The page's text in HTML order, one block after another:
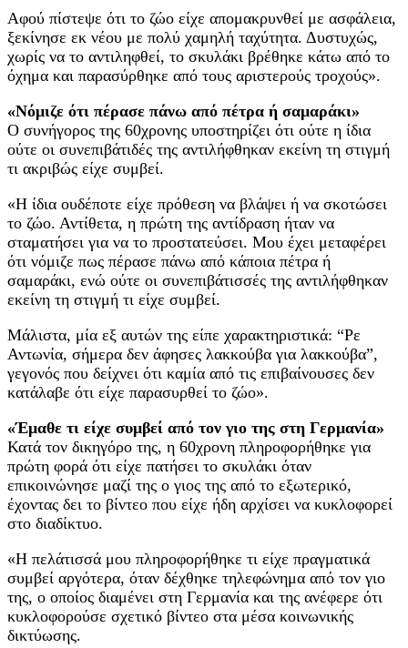
Αφού πίστεψε ότι το ζώο είχε απομακρυνθεί με ασφάλεια,
ξεκίνησε εκ νέου με πολύ χαμηλή ταχύτητα. Δυστυχώς,
χωρίς να το αντιληφθεί, το σκυλάκι βρέθηκε κάτω από το
όχημα και παρασύρθηκε από τους αριστερούς τροχούς».
«Νόμιζε ότι πέρασε πάνω από πέτρα ή σαμαράκι»
Ο συνήγορος της 60χρονης υποστηρίζει ότι ούτε η ίδια
ούτε οι συνεπιβάτιδές της αντιλήφθηκαν εκείνη τη στιγμή
τι ακριβώς είχε συμβεί.
«Η ίδια ουδέποτε είχε πρόθεση να βλάψει ή να σκοτώσει
το ζώο. Αντίθετα, η πρώτη της αντίδραση ήταν να
σταματήσει για να το προστατεύσει. Μου έχει μεταφέρει
ότι νόμιζε πως πέρασε πάνω από κάποια πέτρα ή
σαμαράκι, ενώ ούτε οι συνεπιβάτισσές της αντιλήφθηκαν
εκείνη τη στιγμή τι είχε συμβεί.
Μάλιστα, μία εξ αυτών της είπε χαρακτηριστικά: “Ρε
Αντωνία, σήμερα δεν άφησες λακκούβα για λακκούβα”,
γεγονός που δείχνει ότι καμία από τις επιβαίνουσες δεν
κατάλαβε ότι είχε παρασυρθεί το ζώο».
«Έμαθε τι είχε συμβεί από τον γιο της στη Γερμανία»
Κατά τον δικηγόρο της, η 60χρονη πληροφορήθηκε για
πρώτη φορά ότι είχε πατήσει το σκυλάκι όταν
επικοινώνησε μαζί της ο γιος της από το εξωτερικό,
έχοντας δει το βίντεο που είχε ήδη αρχίσει να κυκλοφορεί
στο διαδίκτυο.
«Η πελάτισσά μου πληροφορήθηκε τι είχε πραγματικά
συμβεί αργότερα, όταν δέχθηκε τηλεφώνημα από τον γιο
της, ο οποίος διαμένει στη Γερμανία και της ανέφερε ότι
κυκλοφορούσε σχετικό βίντεο στα μέσα κοινωνικής
δικτύωσης.